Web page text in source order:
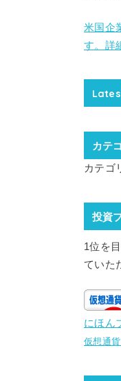
米国企
す。詳
カテ
カテゴ
投資
1位を
ていた
にほん
仮想通